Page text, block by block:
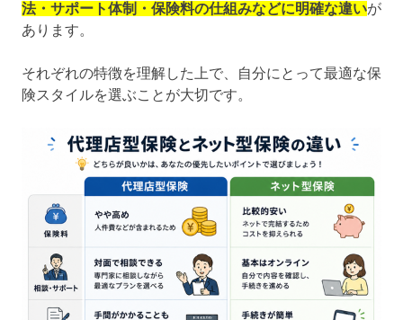
法・サポート体制・保険料の仕組みなどに明確な違いが
あります。
それぞれの特徴を理解した上で、自分にとって最適な保
険スタイルを選ぶことが大切です。